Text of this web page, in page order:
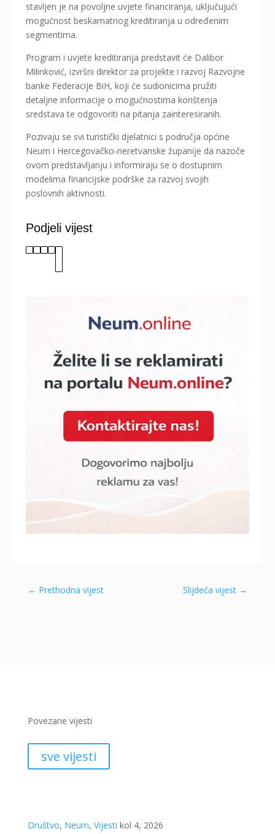
stavljen je na povoljne uvjete financiranja, uključujući
mogućnost beskamatnog kreditiranja u određenim
segmentima.
Program i uvjete kreditiranja predstavit će Dalibor
Milinković, izvršni direktor za projekte i razvoj Razvojne
banke Federacije BiH, koji će sudionicima pružiti
detaljne informacije o mogućnostima korištenja
sredstava te odgovoriti na pitanja zainteresiranih.
Pozivaju se svi turistički djelatnici s područja općine
Neum i Hercegovačko-neretvanske županije da nazoče
ovom predstavljanju i informiraju se o dostupnim
modelima financijske podrške za razvoj svojih
poslovnih aktivnosti.
Podjeli vijest
← Prethodna vijest Slijdeća vijest →
Povezane vijesti
sve vijesti
Društvo, Neum, Vijesti kol 4, 2026